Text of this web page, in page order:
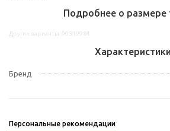
Подробнее о размере
Характеристики
Бренд
Персональные рекомендации